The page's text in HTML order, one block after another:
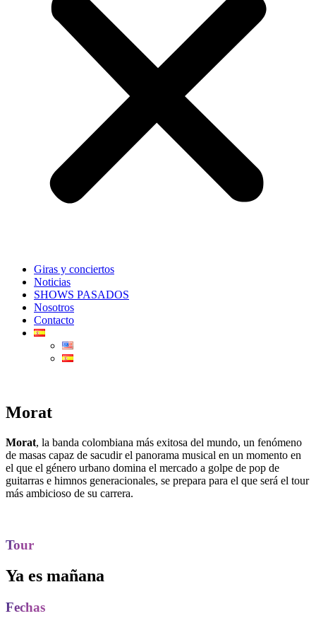
Giras y conciertos
Noticias
SHOWS PASADOS
Nosotros
Contacto
Morat
Morat, la banda colombiana más exitosa del mundo, un fenómeno
de masas capaz de sacudir el panorama musical en un momento en
el que el género urbano domina el mercado a golpe de pop de
guitarras e himnos generacionales, se prepara para el que será el tour
más ambicioso de su carrera.
Tour
Ya es mañana
Fechas